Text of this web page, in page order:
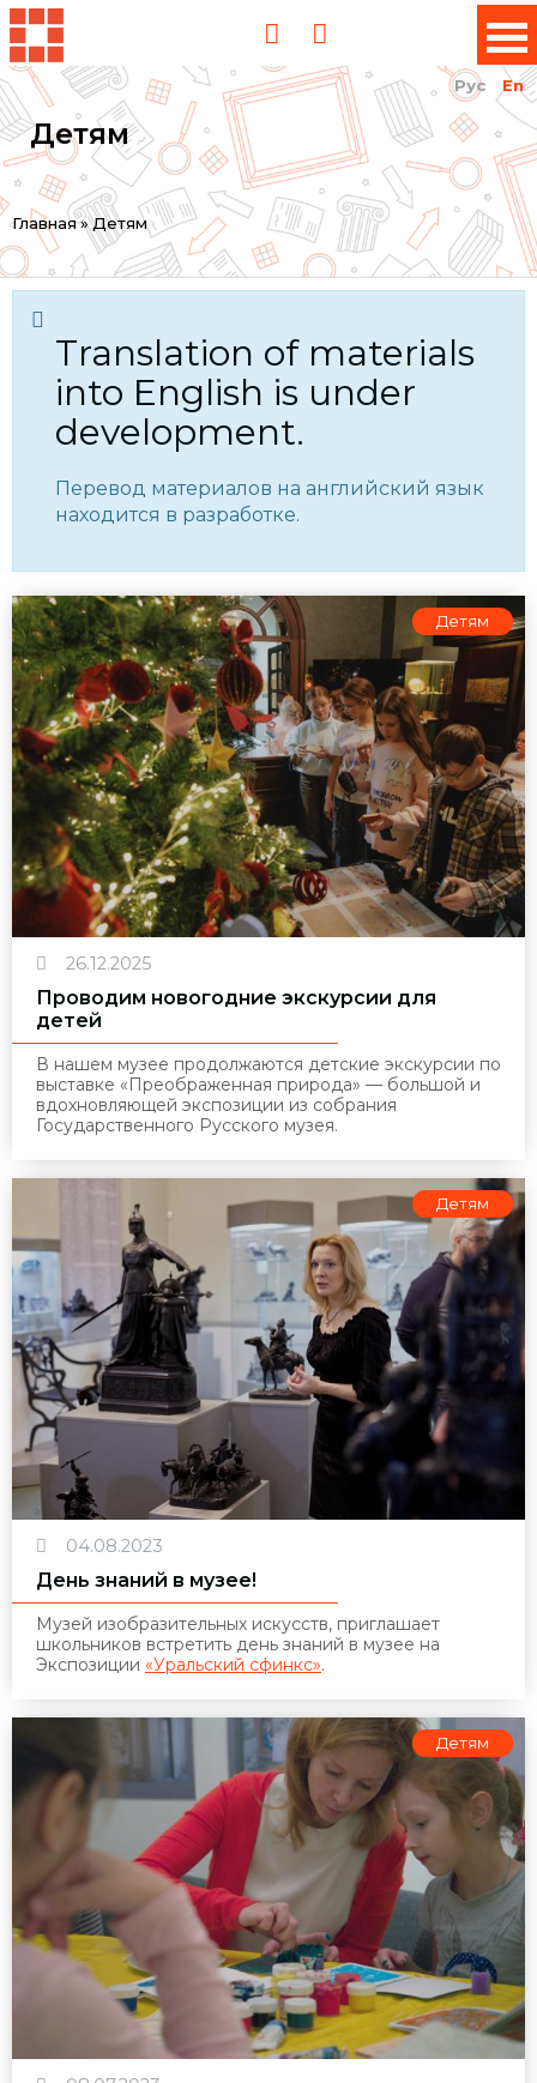
Рус En
Детям
You
are
here
Главная»Детям
Translation of materials
into English is under
development.
Перевод материалов на английский язык
находится в разработке.
Детям
26.12.2025
Проводим новогодние экскурсии для
детей
В нашем музее продолжаются детские экскурсии по
выставке «Преображенная природа» — большой и
вдохновляющей экспозиции из собрания
Государственного Русского музея.
Детям
04.08.2023
День знаний в музее!
Музей изобразительных искусств, приглашает
школьников встретить день знаний в музее на
Экспозиции «Уральский сфинкс».
Детям